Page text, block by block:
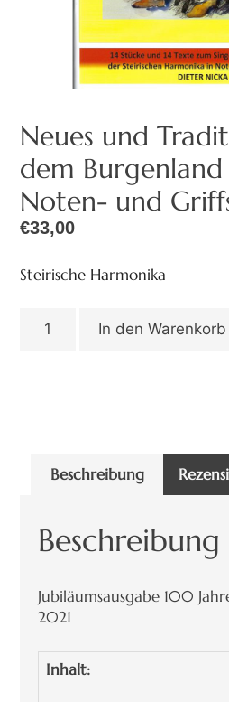
Neues und
dem Burgenland
Noten- und
€33,00
Steirische Harmonika
In den Warenkorb
Beschreibung
Beschreibung
Jubiläumsausgabe 100
2021
Inhalt: